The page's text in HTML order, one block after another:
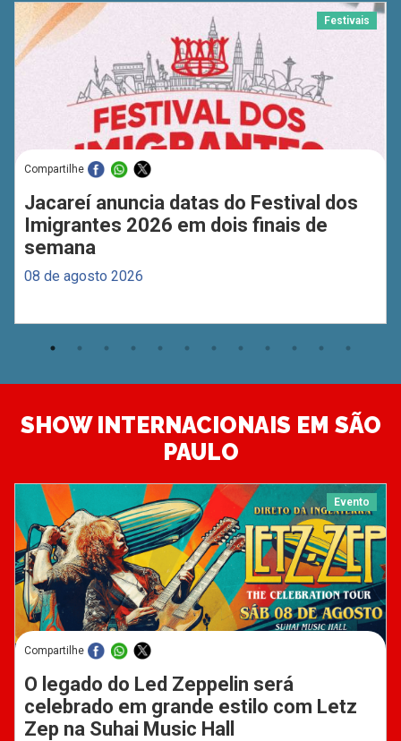
Festivais
Compartilhe
Jacareí anuncia datas do Festival dos
Imigrantes 2026 em dois finais de
semana
08 de agosto 2026
SHOW INTERNACIONAIS EM SÃO
PAULO
Evento
Compartilhe
O legado do Led Zeppelin será
celebrado em grande estilo com Letz
Zep na Suhai Music Hall